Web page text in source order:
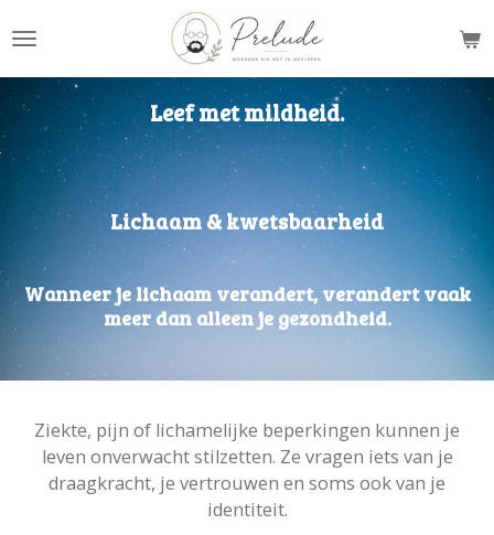
direct
naar
de
hoofdinhoud
Leef met mildheid.
Lichaam & kwetsbaarheid
Wanneer je lichaam verandert, verandert vaak
meer dan alleen je gezondheid.
Ziekte, pijn of lichamelijke beperkingen kunnen je
leven onverwacht stilzetten. Ze vragen iets van je
draagkracht, je vertrouwen en soms ook van je
identiteit.